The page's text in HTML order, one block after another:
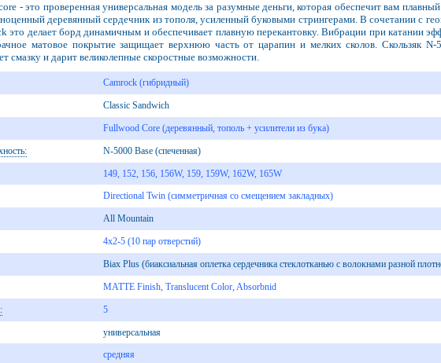
- это проверенная универсальная модель за разумные деньги, которая обеспечит вам
деревянный сердечник из тополя, усиленный буковыми стрингерами. В сочетании с
это делает борд динамичным и обеспечивает плавную перекантовку. Вибрации при катании
матовое покрытие защищает верхнюю часть от царапин и мелких сколов. Скользяк N-
смазку и дарит великолепные скоростные возможности.
Camrock (гибридный)
Classic Sandwich
Fullwood Core (деревянный, тополь + усилители из бука)
N-5000 Base (спеченная)
149, 152, 156, 156W, 159, 159W, 162W, 165W
Directional Twin (симметричная со смещением закладных)
All Mountain
4х2-5 (10 пар отверстий)
Biax Plus (биаксиальная оплетка сердечника стеклотканью с волокнами разной
MATTE Finish, Translucent Color, Absorbnid
5
универсальная
средняя